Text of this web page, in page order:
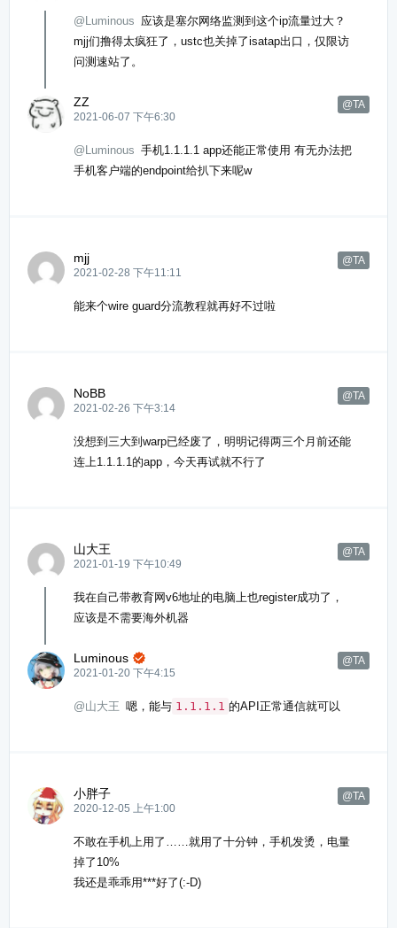
@Luminous 应该是塞尔网络监测到这个ip流量过大？
mjj们撸得太疯狂了，ustc也关掉了isatap出口，仅限访
问测速站了。
ZZ
@TA
2021-06-07 下午6:30
@Luminous 手机1.1.1.1 app还能正常使用 有无办法把
手机客户端的endpoint给扒下来呢w
mjj
@TA
2021-02-28 下午11:11
能来个wire guard分流教程就再好不过啦
NoBB
@TA
2021-02-26 下午3:14
没想到三大到warp已经废了，明明记得两三个月前还能
连上1.1.1.1的app，今天再试就不行了
山大王
@TA
2021-01-19 下午10:49
我在自己带教育网v6地址的电脑上也register成功了，
应该是不需要海外机器
Luminous @TA

2021-01-20 下午4:15
@山大王 嗯，能与 1.1.1.1 的API正常通信就可以
小胖子
@TA
2020-12-05 上午1:00
不敢在手机上用了……就用了十分钟，手机发烫，电量
掉了10%
我还是乖乖用***好了(:-D)